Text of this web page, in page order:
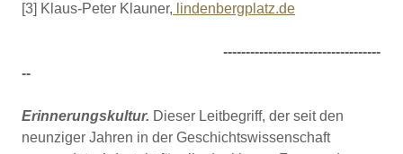
[3] Klaus-Peter Klauner, lindenbergplatz.de
-----------------------------------
--
Erinnerungskultur. Dieser Leitbegriff, der seit den
neunziger Jahren in der Geschichtswissenschaft